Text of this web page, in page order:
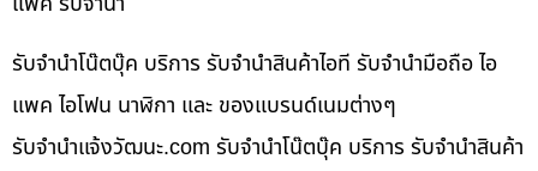
รับจำนำโน๊ตบุ๊ค บริการ รับจำนำสินค้าไอที รับจำนำมือถือ ไอ
แพค ไอโฟน นาฬิกา และ ของแบรนด์เนมต่างๆ
รับจํานําแจ้งวัฒนะ.com รับจำนำโน๊ตบุ๊ค บริการ รับจำนำสินค้า